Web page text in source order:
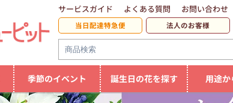
サービスガイド よくある質問 お問い合わせ
当日配達特急便 法人のお客様
季節のイベント 誕生日の花を探す 用途か